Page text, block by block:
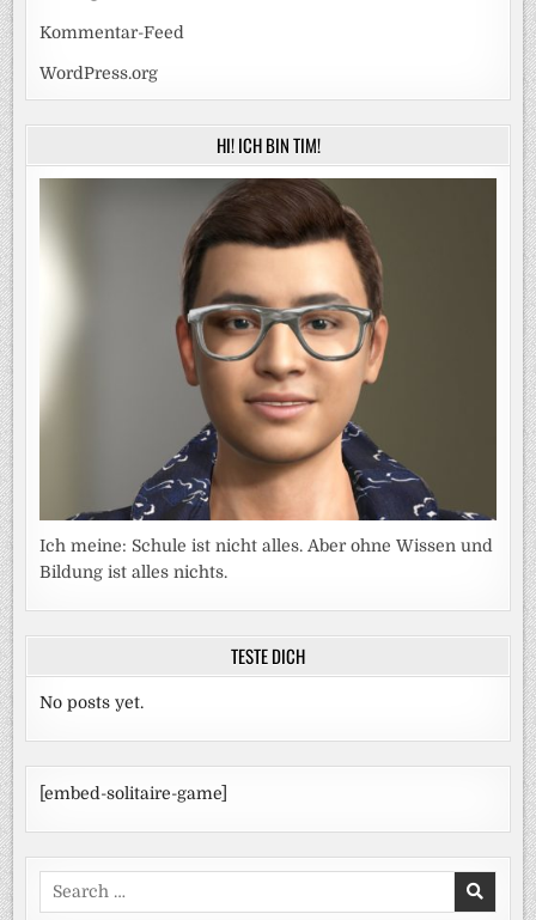
Kommentar-Feed
WordPress.org
HI! ICH BIN TIM!
Ich meine: Schule ist nicht alles. Aber ohne Wissen und
Bildung ist alles nichts.
TESTE DICH
No posts yet.
[embed-solitaire-game]
Search
for: